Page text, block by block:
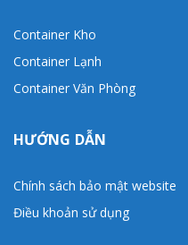
Container Kho
Container Lạnh
Container Văn Phòng
HƯỚNG DẪN
Chính sách bảo mật website
Điều khoản sử dụng